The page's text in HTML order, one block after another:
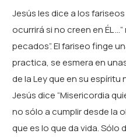
Jesús les dice a los
ocurrirá si no creen en ÉL
pecados”. El fariseo finge
practica, se esmera en
de la Ley que en su espíritu
Jesús dice “Misericordia
no sólo a cumplir desde la
que es lo que da vida. Sólo